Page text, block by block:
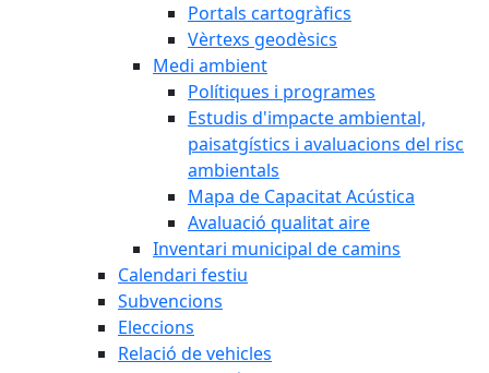
Portals cartogràfics
Vèrtexs geodèsics
Medi ambient
Polítiques i programes
Estudis d'impacte ambiental,
paisatgístics i avaluacions del risc
ambientals
Mapa de Capacitat Acústica
Avaluació qualitat aire
Inventari municipal de camins
Calendari festiu
Subvencions
Eleccions
Relació de vehicles